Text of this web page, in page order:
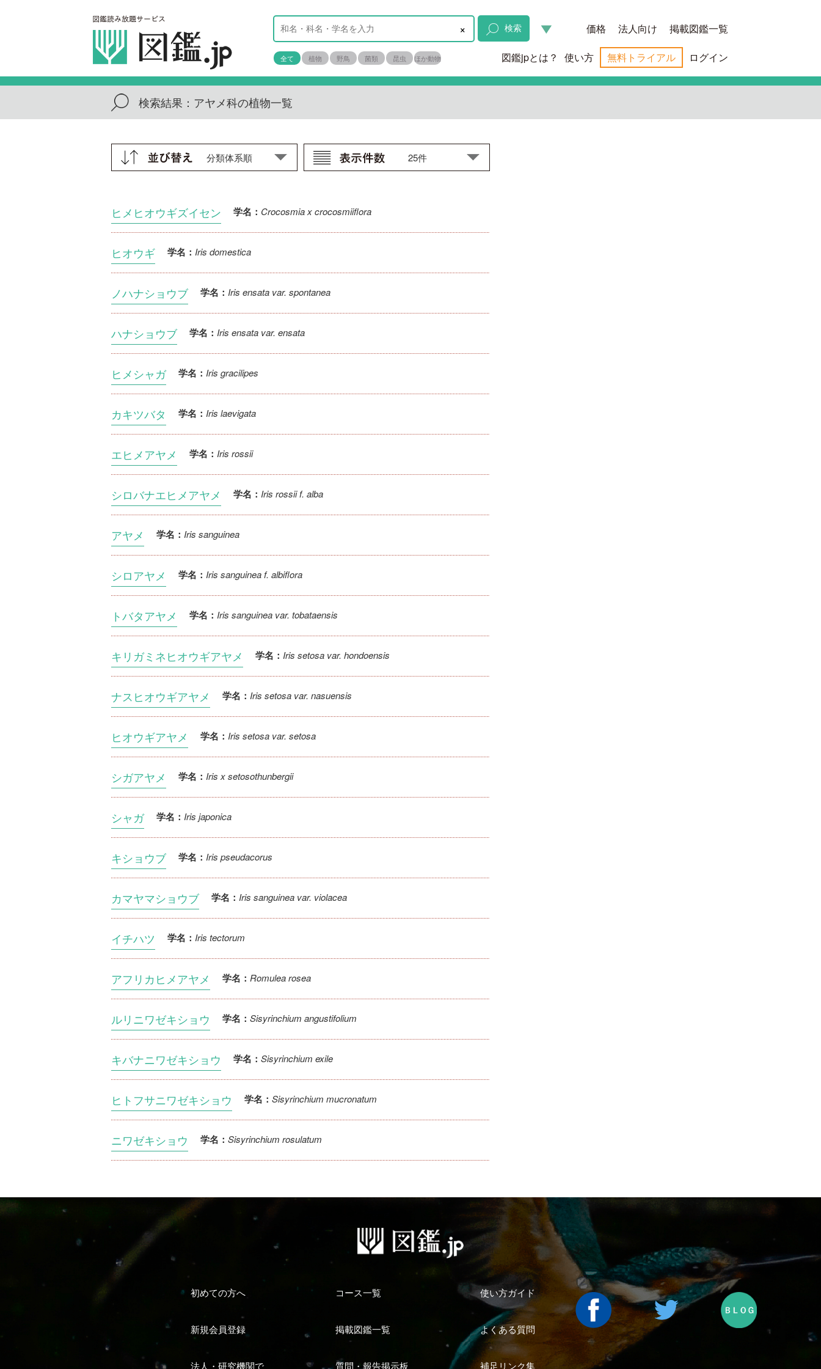
× 検索
全て 植物 野鳥 菌類 昆虫 ほか動物
価格 法人向け 掲載図鑑一覧
図鑑jpとは？ 使い方 無料トライアル ログイン
検索結果： アヤメ科の植物一覧
ヒメヒオウギズイセン 学名： Crocosmia x crocosmiiflora
ヒオウギ 学名： Iris domestica
ノハナショウブ 学名： Iris ensata var. spontanea
ハナショウブ 学名： Iris ensata var. ensata
ヒメシャガ 学名： Iris gracilipes
カキツバタ 学名： Iris laevigata
エヒメアヤメ 学名： Iris rossii
シロバナエヒメアヤメ 学名： Iris rossii f. alba
アヤメ 学名： Iris sanguinea
シロアヤメ 学名： Iris sanguinea f. albiflora
トバタアヤメ 学名： Iris sanguinea var. tobataensis
キリガミネヒオウギアヤメ 学名： Iris setosa var. hondoensis
ナスヒオウギアヤメ 学名： Iris setosa var. nasuensis
ヒオウギアヤメ 学名： Iris setosa var. setosa
シガアヤメ 学名： Iris x setosothunbergii
シャガ 学名： Iris japonica
キショウブ 学名： Iris pseudacorus
カマヤマショウブ 学名： Iris sanguinea var. violacea
イチハツ 学名： Iris tectorum
アフリカヒメアヤメ 学名： Romulea rosea
ルリニワゼキショウ 学名： Sisyrinchium angustifolium
キバナニワゼキショウ 学名： Sisyrinchium exile
ヒトフサニワゼキショウ 学名： Sisyrinchium mucronatum
ニワゼキショウ 学名： Sisyrinchium rosulatum
初めての方へ コース一覧 使い方ガイド
新規会員登録 掲載図鑑一覧 よくある質問
法人・研究機関で 質問・報告掲示板 補足リンク集